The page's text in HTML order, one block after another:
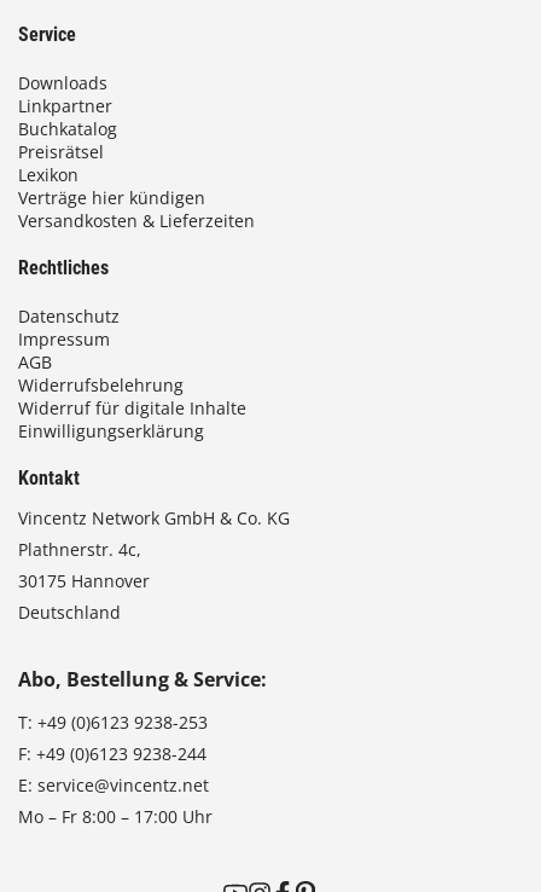
Service
Downloads
Linkpartner
Buchkatalog
Preisrätsel
Lexikon
Verträge hier kündigen
Versandkosten & Lieferzeiten
Rechtliches
Datenschutz
Impressum
AGB
Widerrufsbelehrung
Widerruf für digitale Inhalte
Einwilligungserklärung
Kontakt
Vincentz Network GmbH & Co. KG
Plathnerstr. 4c,
30175 Hannover
Deutschland
Abo, Bestellung & Service:
T: +49 (0)6123 9238-253
F: +49 (0)6123 9238-244
E: service@vincentz.net
Mo – Fr 8:00 – 17:00 Uhr